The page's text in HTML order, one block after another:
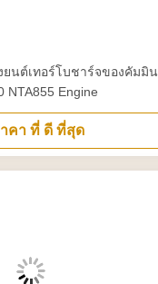
ยนต์เทอร์โบชาร์จของคัมมิ
NTA855 Engine
คา ที่ ดี ที่สุด